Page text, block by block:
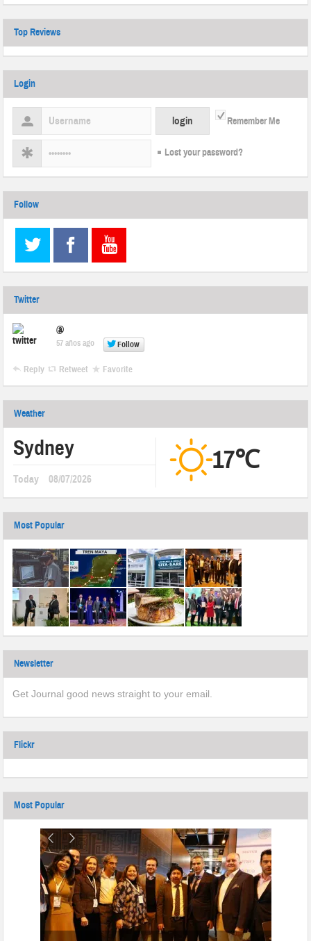
Top Reviews
Login
Remember Me
Lost your password?
Follow
Twitter
@
57 años ago Follow
Reply Retweet Favorite
Weather
Sydney
Today 08/07/2026
17℃
Most Popular
Newsletter
Get Journal good news straight to your email.
Flickr
Most Popular